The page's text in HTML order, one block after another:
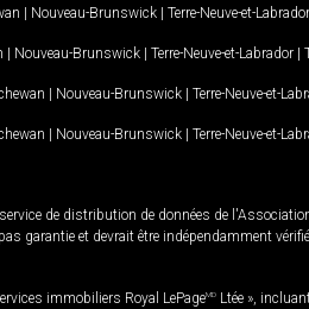
| Nouveau-Brunswick | Terre-Neuve-et-Labrador
| Nouveau-Brunswick | Terre-Neuve-et-Labrador |
| Nouveau-Brunswick | Terre-Neuve-et-
| Nouveau-Brunswick | Terre-Neuve-et-
de distribution de données de
garantie et devrait être indépendamment
immobiliers Royal LePageMD Ltée »,